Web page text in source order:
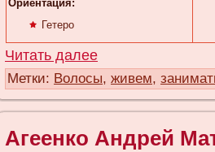
Ориентация:
Гетеро
Читать далее
Метки: Волосы, живем,
Агеенко Андрей